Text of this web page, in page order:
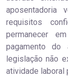
aposentadoria
requisitos
permanecer
pagamento do
legislação não
atividade laboral